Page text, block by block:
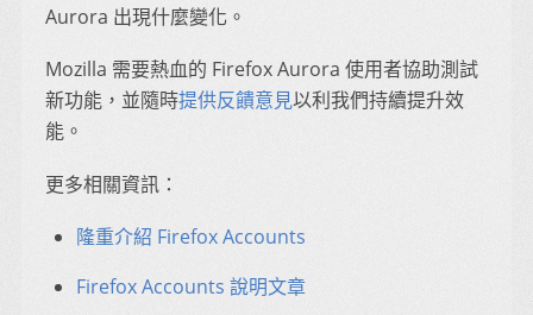
Aurora 出現什麼變化。
Mozilla 需要熱血的 Firefox Aurora 使用者協助測試
新功能，並隨時提供反饋意見以利我們持續提升效
能。
更多相關資訊：
隆重介紹 Firefox Accounts
Firefox Accounts 說明文章